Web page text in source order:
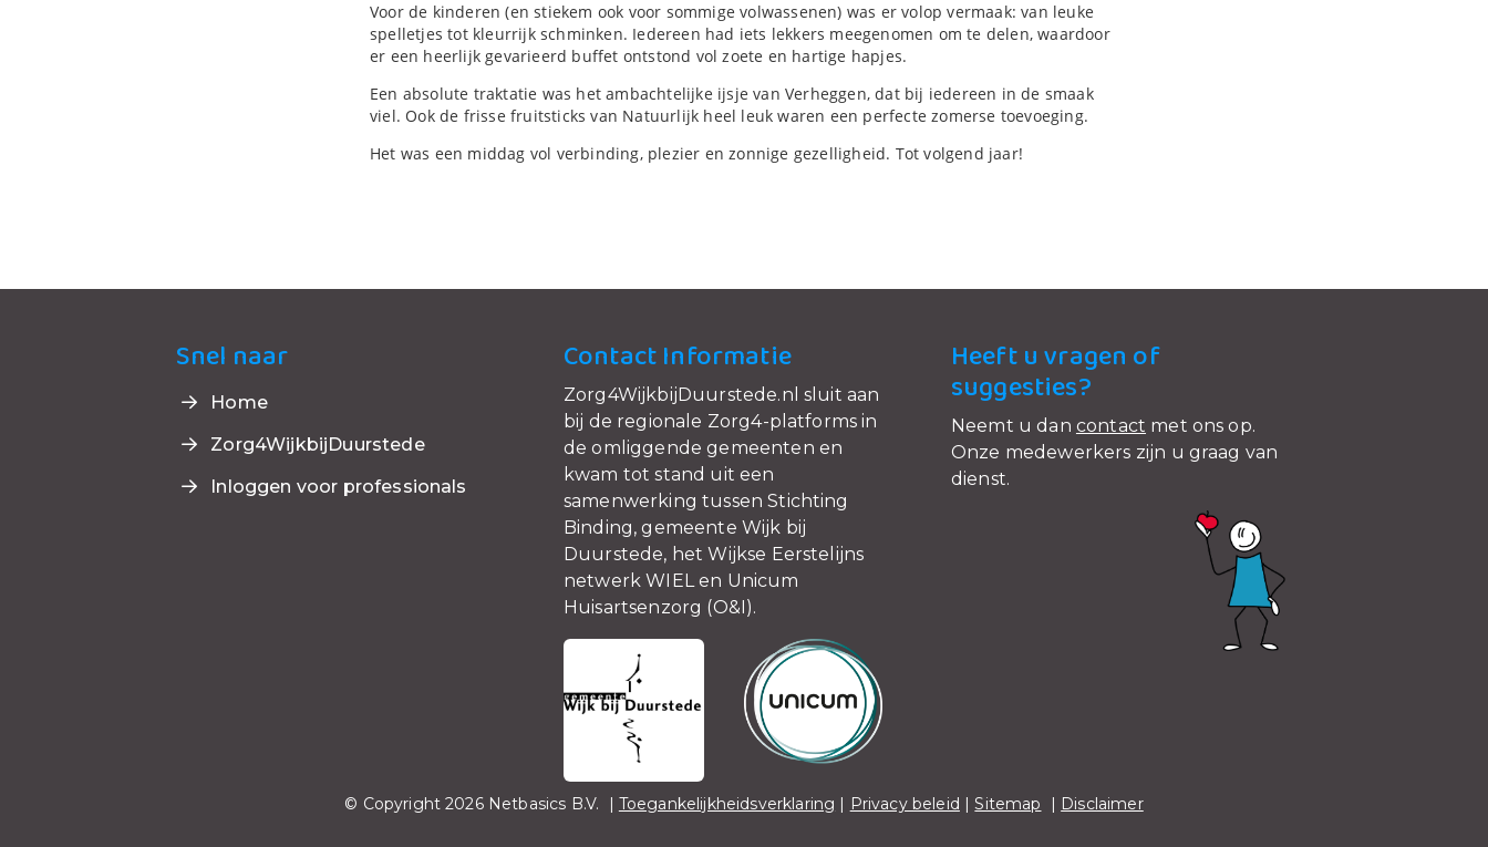
Voor de kinderen (en stiekem ook voor sommige volwassenen) was er volop vermaak: van leuke
spelletjes tot kleurrijk schminken. Iedereen had iets lekkers meegenomen om te delen, waardoor
er een heerlijk gevarieerd buffet ontstond vol zoete en hartige hapjes.
Een absolute traktatie was het ambachtelijke ijsje van Verheggen, dat bij iedereen in de smaak
viel. Ook de frisse fruitsticks van Natuurlijk heel leuk waren een perfecte zomerse toevoeging.
Het was een middag vol verbinding, plezier en zonnige gezelligheid. Tot volgend jaar!
Snel naar
Home
Zorg4WijkbijDuurstede
Inloggen voor professionals
Contact Informatie
Zorg4WijkbijDuurstede.nl sluit aan
bij de regionale Zorg4-platforms in
de omliggende gemeenten en
kwam tot stand uit een
samenwerking tussen Stichting
Binding, gemeente Wijk bij
Duurstede, het Wijkse Eerstelijns
netwerk WIEL en Unicum
Huisartsenzorg (O&I).
Heeft u vragen of
suggesties?
Neemt u dan contact met ons op.
Onze medewerkers zijn u graag van
dienst.
© Copyright 2026 Netbasics B.V. | Toegankelijkheidsverklaring | Privacy beleid |Sitemap | Disclaimer